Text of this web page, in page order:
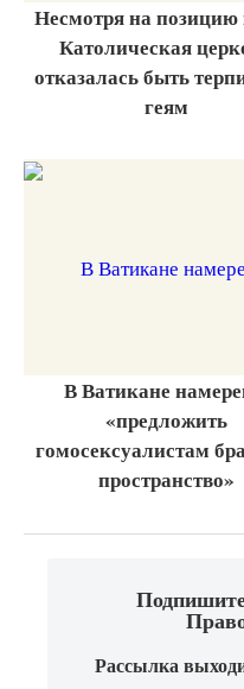
Несмотря на
Католическая
отказалась быть
геям
В Ватикане
«предложить
гомосексуалистам
пространство»
Рассылка